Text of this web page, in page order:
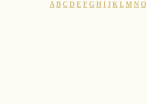
A B C D E F G H I J K L M N O